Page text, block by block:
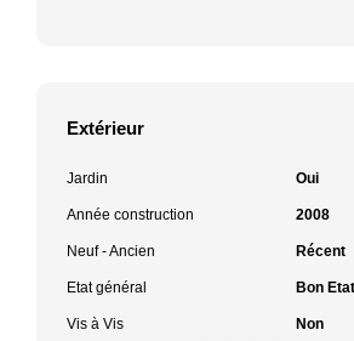
Extérieur
Jardin Oui
Année construction 2008
Neuf - Ancien Récent
Etat général Bon Etat
Vis à Vis Non